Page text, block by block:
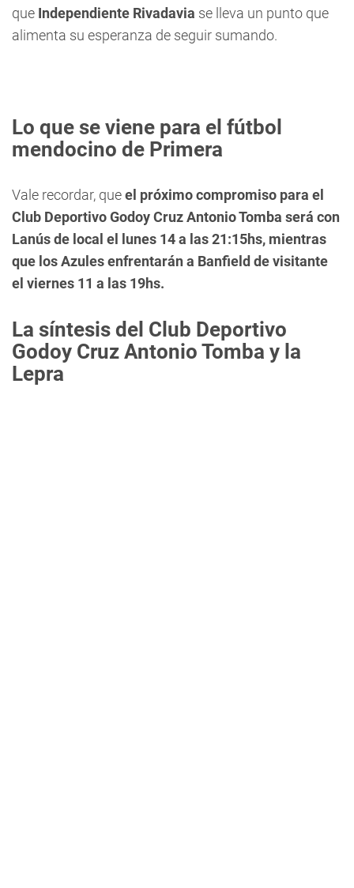
que Independiente Rivadavia se lleva un punto que
alimenta su esperanza de seguir sumando.
Lo que se viene para el fútbol
mendocino de Primera
Vale recordar, queel próximo compromiso para el
Club Deportivo Godoy Cruz Antonio Tomba será con
Lanús de local el lunes 14 a las 21:15hs, mientras
que los Azules enfrentarán a Banfield de visitante
el viernes 11 a las 19hs.
La síntesis del Club Deportivo
Godoy Cruz Antonio Tomba y la
Lepra